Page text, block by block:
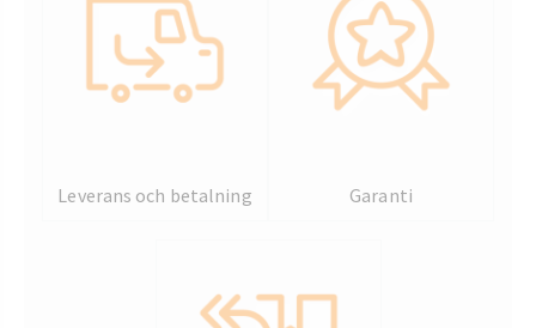
Leverans och betalning Garanti